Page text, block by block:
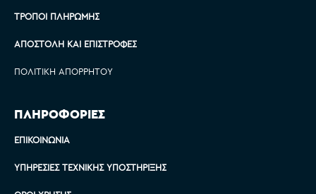
ΤΡΌΠΟΙ ΠΛΗΡΩΜΉΣ
ΑΠΟΣΤΟΛΉ ΚΑΙ ΕΠΙΣΤΡΟΦΈΣ
ΠΟΛΙΤΙΚΉ ΑΠΟΡΡΉΤΟΥ
ΠΛΗΡΟΦΟΡΙΕΣ
ΕΠΙΚΟΙΝΩΝΊΑ
ΥΠΗΡΕΣΊΕΣ ΤΕΧΝΙΚΉΣ ΥΠΟΣΤΉΡΙΞΗΣ